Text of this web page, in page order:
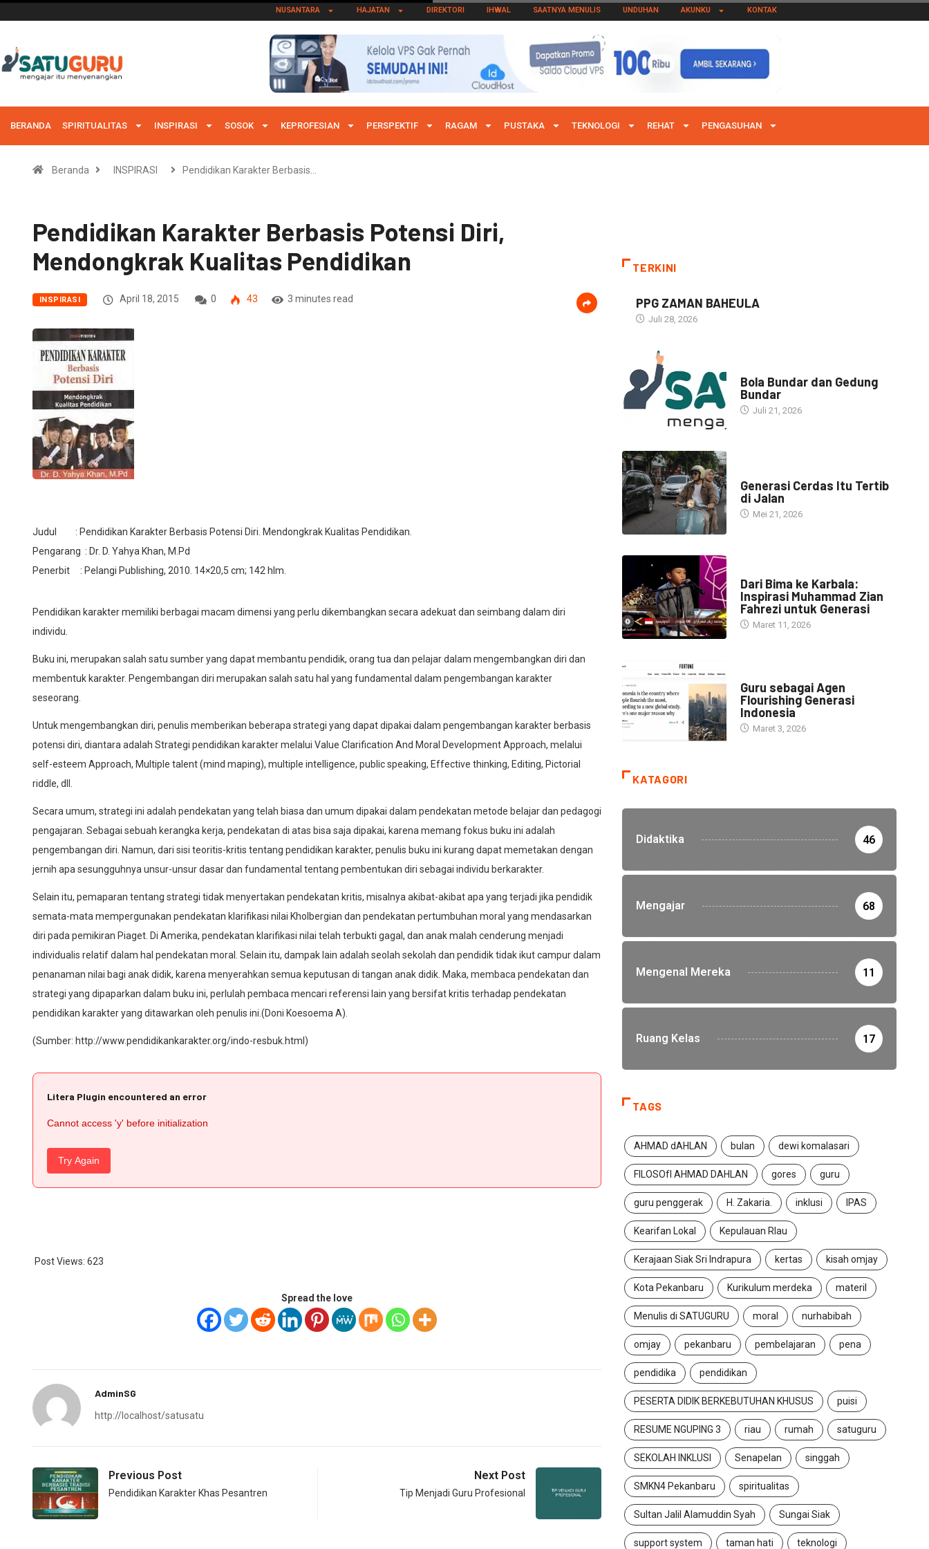
NUSANTARA HAJATAN DIREKTORI IHWAL SAATNYA MENULIS UNDUHAN AKUNKU KONTAK
BERANDA SPIRITUALITAS INSPIRASI SOSOK KEPROFESIAN PERSPEKTIF RAGAM PUSTAKA TEKNOLOGI REHAT PENGASUHAN
Beranda INSPIRASI Pendidikan Karakter Berbasis…
Pendidikan Karakter Berbasis Potensi Diri,
Mendongkrak Kualitas Pendidikan
INSPIRASI April 18, 2015 0 43 3 minutes read
Judul : Pendidikan Karakter Berbasis Potensi Diri. Mendongkrak Kualitas Pendidikan.
Pengarang : Dr. D. Yahya Khan, M.Pd
Penerbit : Pelangi Publishing, 2010. 14×20,5 cm; 142 hlm.
Pendidikan karakter memiliki berbagai macam dimensi yang perlu dikembangkan secara adekuat dan seimbang dalam diri
individu.
Buku ini, merupakan salah satu sumber yang dapat membantu pendidik, orang tua dan pelajar dalam mengembangkan diri dan
membentuk karakter. Pengembangan diri merupakan salah satu hal yang fundamental dalam pengembangan karakter
seseorang.
Untuk mengembangkan diri, penulis memberikan beberapa strategi yang dapat dipakai dalam pengembangan karakter berbasis
potensi diri, diantara adalah Strategi pendidikan karakter melalui Value Clarification And Moral Development Approach, melalui
self-esteem Approach, Multiple talent (mind maping), multiple intelligence, public speaking, Effective thinking, Editing, Pictorial
riddle, dll.
Secara umum, strategi ini adalah pendekatan yang telah biasa dan umum dipakai dalam pendekatan metode belajar dan pedagogi
pengajaran. Sebagai sebuah kerangka kerja, pendekatan di atas bisa saja dipakai, karena memang fokus buku ini adalah
pengembangan diri. Namun, dari sisi teoritis-kritis tentang pendidikan karakter, penulis buku ini kurang dapat memetakan dengan
jernih apa sesungguhnya unsur-unsur dasar dan fundamental tentang pembentukan diri sebagai individu berkarakter.
Selain itu, pemaparan tentang strategi tidak menyertakan pendekatan kritis, misalnya akibat-akibat apa yang terjadi jika pendidik
semata-mata mempergunakan pendekatan klarifikasi nilai Kholbergian dan pendekatan pertumbuhan moral yang mendasarkan
diri pada pemikiran Piaget. Di Amerika, pendekatan klarifikasi nilai telah terbukti gagal, dan anak malah cenderung menjadi
individualis relatif dalam hal pendekatan moral. Selain itu, dampak lain adalah seolah sekolah dan pendidik tidak ikut campur dalam
penanaman nilai bagi anak didik, karena menyerahkan semua keputusan di tangan anak didik. Maka, membaca pendekatan dan
strategi yang dipaparkan dalam buku ini, perlulah pembaca mencari referensi lain yang bersifat kritis terhadap pendekatan
pendidikan karakter yang ditawarkan oleh penulis ini.(Doni Koesoema A).
(Sumber: http://www.pendidikankarakter.org/indo-resbuk.html )
Litera Plugin encountered an error
Cannot access 'y' before initialization
Try Again
Post Views: 623
Spread the love
AdminSG
http://localhost/satusatu
Previous Post
Pendidikan Karakter Khas Pesantren
Next Post
Tip Menjadi Guru Profesional
TERKINI
PPG ZAMAN BAHEULA
Juli 28, 2026
Bola Bundar dan Gedung
Bundar
Juli 21, 2026
Generasi Cerdas Itu Tertib
di Jalan
Mei 21, 2026
Dari Bima ke Karbala:
Inspirasi Muhammad Zian
Fahrezi untuk Generasi
Maret 11, 2026
Guru sebagai Agen
Flourishing Generasi
Indonesia
Maret 3, 2026
KATAGORI
Didaktika 46
Mengajar 68
Mengenal Mereka 11
Ruang Kelas 17
TAGS
AHMAD dAHLAN bulan dewi komalasari
FILOSOfI AHMAD DAHLAN gores guru
guru penggerak H. Zakaria. inklusi IPAS
Kearifan Lokal Kepulauan RIau
Kerajaan Siak Sri Indrapura kertas kisah omjay
Kota Pekanbaru Kurikulum merdeka materil
Menulis di SATUGURU moral nurhabibah
omjay pekanbaru pembelajaran pena
pendidika pendidikan
PESERTA DIDIK BERKEBUTUHAN KHUSUS puisi
RESUME NGUPING 3 riau rumah satuguru
SEKOLAH INKLUSI Senapelan singgah
SMKN4 Pekanbaru spiritualitas
Sultan Jalil Alamuddin Syah Sungai Siak
support system taman hati teknologi